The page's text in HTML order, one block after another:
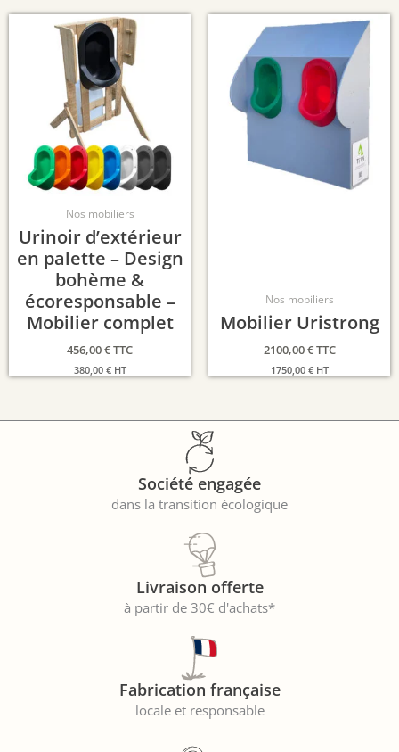
Nos mobiliers
Urinoir d’extérieur
en palette – Design
bohème &
écoresponsable –
Mobilier complet
456,00€TTC
380,00 €HT
Nos mobiliers
Mobilier Uristrong
2100,00€TTC
1750,00 €HT
Société engagée
dans la transition écologique
Livraison offerte
à partir de 30€ d'achats*
Fabrication française
locale et responsable